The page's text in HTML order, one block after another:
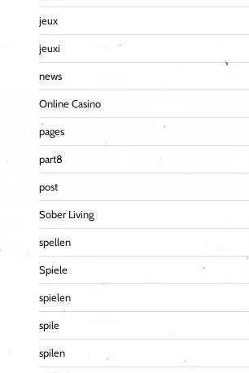
jeux
jeuxi
news
Online Casino
pages
part8
post
Sober Living
spellen
Spiele
spielen
spile
spilen